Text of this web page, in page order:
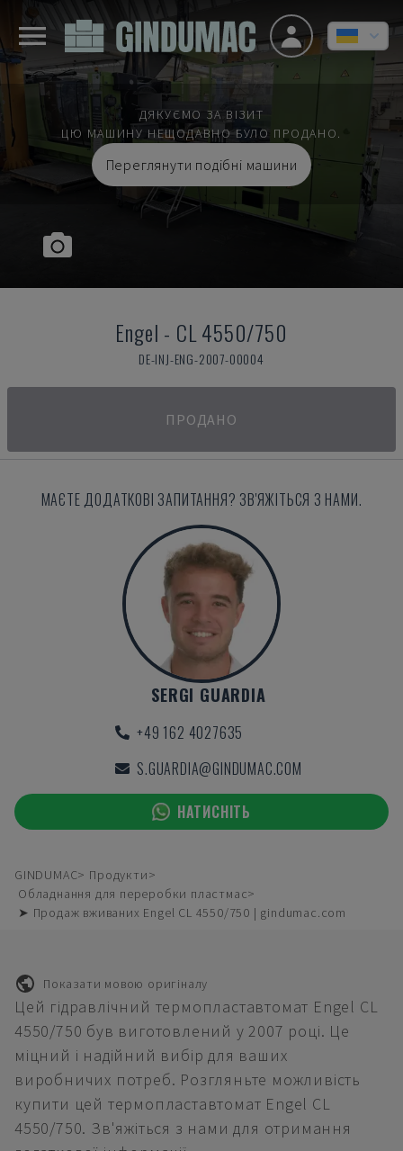
ДЯКУЄМО ЗА ВІЗИТ
ЦЮ МАШИНУ НЕЩОДАВНО БУЛО ПРОДАНО.
Переглянути подібні машини
Engel - CL 4550/750
DE-INJ-ENG-2007-00004
ПРОДАНО
МАЄТЕ ДОДАТКОВІ ЗАПИТАННЯ? ЗВ'ЯЖІТЬСЯ З НАМИ.
SERGI GUARDIA
+49 162 4027635
S.GUARDIA@GINDUMAC.COM
НАТИСНІТЬ
GINDUMAC
Продукти
Обладнання для переробки пластмас
➤ Продаж вживаних Engel CL 4550/750 | gindumac.com
Показати мовою оригіналу
Цей гідравлічний термопластавтомат Engel CL
4550/750 був виготовлений у 2007 році. Це
міцний і надійний вибір для ваших
виробничих потреб. Розгляньте можливість
купити цей термопластавтомат Engel CL
4550/750. Зв'яжіться з нами для отримання